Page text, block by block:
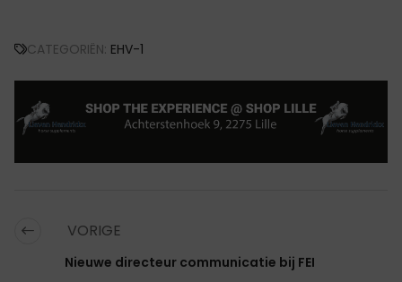
CATEGORIËN: EHV-1
VORIGE
Nieuwe directeur communicatie bij FEI